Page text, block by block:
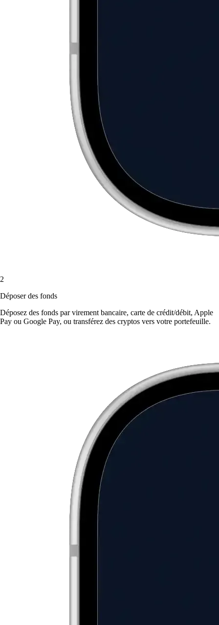
2
Déposer des fonds
Déposez des fonds par virement bancaire, carte de crédit/débit, Apple
Pay ou Google Pay, ou transférez des cryptos vers votre portefeuille.